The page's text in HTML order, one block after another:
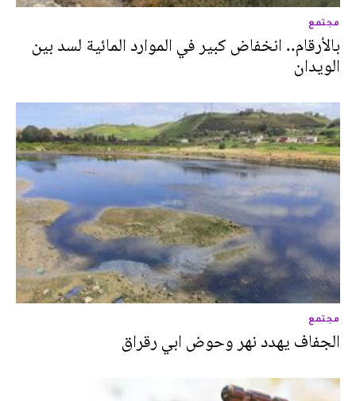
مجتمع
بالأرقام.. انخفاض كبير في الموارد المائية لسد بين
الويدان
مجتمع
الجفاف يهدد نهر وحوض ابي رقراق